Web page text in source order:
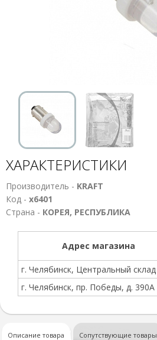
ХАРАКТЕРИСТИКИ
Производитель - KRAFT
Код - х6401
Страна - КОРЕЯ, РЕСПУБЛИКА
Адрес магазина
г. Челябинск, Центральный склад
г. Челябинск, пр. Победы, д. 390А
Описание товара Сопутствующие товары